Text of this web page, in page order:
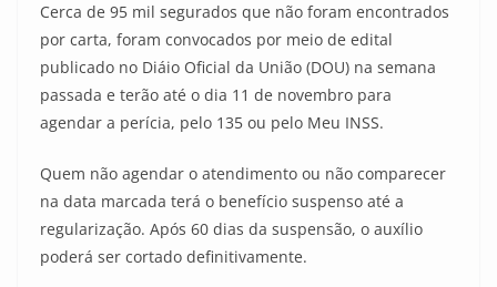
Cerca de 95 mil segurados que não foram encontrados
por carta, foram convocados por meio de edital
publicado no Diáio Oficial da União (DOU) na semana
passada e terão até o dia 11 de novembro para
agendar a perícia, pelo 135 ou pelo Meu INSS.
Quem não agendar o atendimento ou não comparecer
na data marcada terá o benefício suspenso até a
regularização. Após 60 dias da suspensão, o auxílio
poderá ser cortado definitivamente.